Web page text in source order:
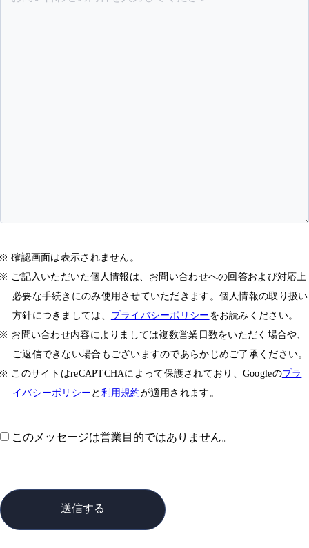
確認画面は表示されません。
ご記入いただいた個人情報は、お問い合わせへの回答および対応上
必要な手続きにのみ使用させていただきます。個人情報の取り扱い
方針につきましては、 プライバシーポリシー をお読みください。
お問い合わせ内容によりましては複数営業日数をいただく場合や、
ご返信できない場合もございますのであらかじめご了承ください。
このサイトはreCAPTCHAによって保護されており、Googleのプラ
イバシーポリシー と 利用規約が適用されます。
このメッセージは営業目的ではありません。